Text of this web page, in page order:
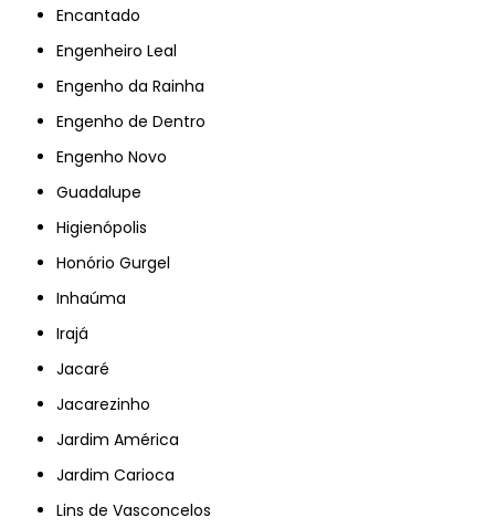
Encantado
Engenheiro Leal
Engenho da Rainha
Engenho de Dentro
Engenho Novo
Guadalupe
Higienópolis
Honório Gurgel
Inhaúma
Irajá
Jacaré
Jacarezinho
Jardim América
Jardim Carioca
Lins de Vasconcelos